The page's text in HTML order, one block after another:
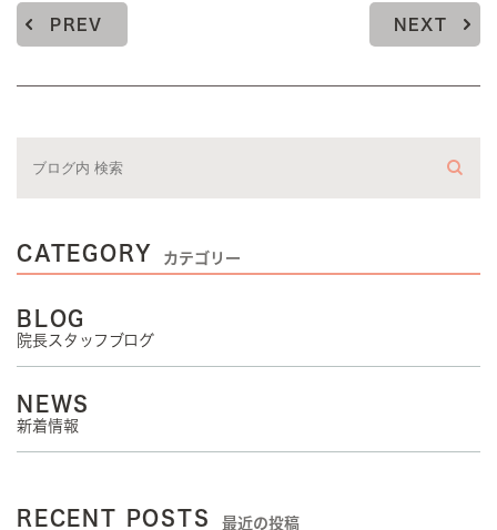
PREV NEXT
CATEGORY カテゴリー
BLOG
院長スタッフブログ
NEWS
新着情報
RECENT POSTS 最近の投稿